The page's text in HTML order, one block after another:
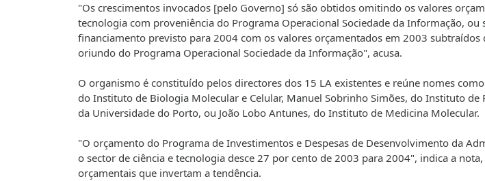
"Os crescimentos invocados [pelo Governo] só são obtidos omitindo os valores
tecnologia com proveniência do Programa Operacional Sociedade da Informação,
financiamento previsto para 2004 com os valores orçamentados em 2003
oriundo do Programa Operacional Sociedade da Informação", acusa.
O organismo é constituído pelos directores dos 15 LA existentes e reúne nomes
do Instituto de Biologia Molecular e Celular, Manuel Sobrinho Simões, do Instituto
da Universidade do Porto, ou João Lobo Antunes, do Instituto de Medicina Molecular.
"O orçamento do Programa de Investimentos e Despesas de Desenvolvimento da
o sector de ciência e tecnologia desce 27 por cento de 2003 para 2004", indica a
orçamentais que invertam a tendência.